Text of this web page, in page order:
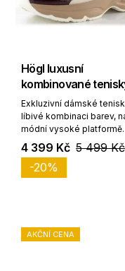
Högl luxusní
kombinované
Exkluzivní dámské
líbivé kombinaci barev,
módní vysoké platformě.
4 399 Kč 5 499 Kč
-20%
AKČNÍ CENA